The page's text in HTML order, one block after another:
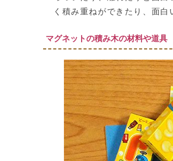
く積み重ねができたり、面白
マグネットの積み木の材料や道具